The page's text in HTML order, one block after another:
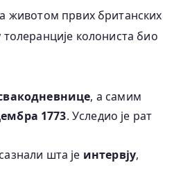
животом првих британских
колониста био
, а самим
1773. Уследио је рат
шта је интервју,